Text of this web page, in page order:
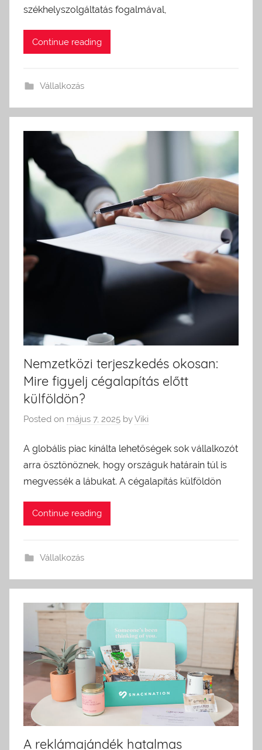
székhelyszolgáltatás fogalmával,
Continue reading
Vállalkozás
Nemzetközi terjeszkedés okosan:
Mire figyelj cégalapítás előtt
külföldön?
Posted on május 7, 2025 byViki
A globális piac kínálta lehetőségek sok vállalkozót
arra ösztönöznek, hogy országuk határain túl is
megvessék a lábukat. A cégalapítás külföldön
Continue reading
Vállalkozás
A reklámajándék hatalmas